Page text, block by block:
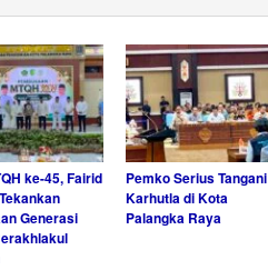
ke-45, Fairid
Generasi
Pemko Serius Tangani
Karhutla di Kota
Palangka Raya